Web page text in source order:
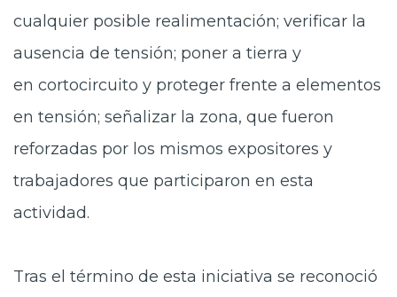
cualquier posible realimentación; verificar la
ausencia de tensión; poner a tierra y
en cortocircuito y proteger frente a elementos
en tensión; señalizar la zona, que fueron
reforzadas por los mismos expositores y
trabajadores que participaron en esta
actividad.
Tras el término de esta iniciativa se reconoció